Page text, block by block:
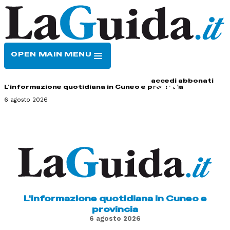
OPEN MAIN MENU
accedi abbonati
L'informazione quotidiana in Cuneo e provincia
6 agosto 2026
L'informazione quotidiana in Cuneo e
provincia
6 agosto 2026